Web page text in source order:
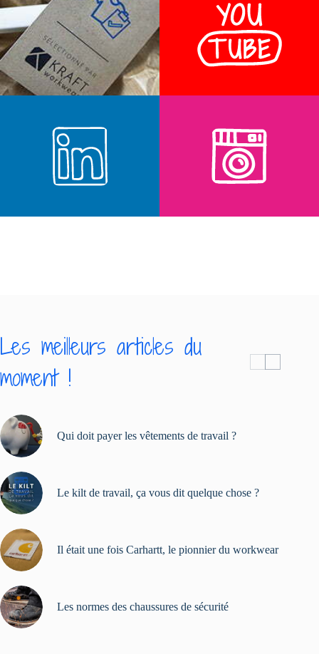
Les meilleurs articles du
moment !
Qui doit payer les vêtements de travail ?
Le kilt de travail, ça vous dit quelque chose ?
Il était une fois Carhartt, le pionnier du workwear
Les normes des chaussures de sécurité